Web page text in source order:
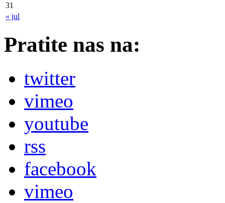
« jul
31
Pratite nas na:
twitter
vimeo
youtube
rss
facebook
vimeo